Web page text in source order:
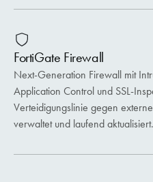
FortiGate Firewall
Next-Generation Firewall mit
Application Control und SSL-
Verteidigungslinie gegen
verwaltet und laufend aktualisiert.